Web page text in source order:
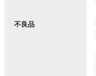
不良品